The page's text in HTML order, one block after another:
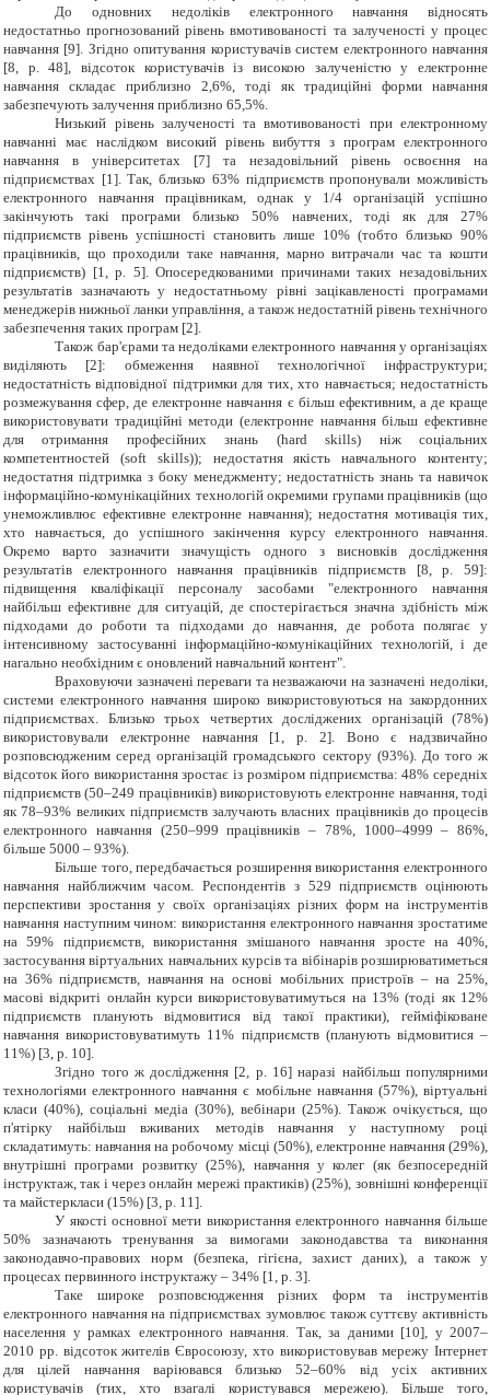
До одновних недоліків електронного навчання відносять
недостатньо прогнозований рівень вмотивованості та залученості у процес
навчання [9]. Згідно опитування користувачів систем електронного навчання
[8, р. 48], відсоток користувачів із високою залученістю у електронне
навчання складає приблизно 2,6%, тоді як традиційні форми навчання
забезпечують залучення приблизно 65,5%.
Низький рівень залученості та вмотивованості при електронному
навчанні має наслідком високий рівень вибуття з програм електронного
навчання в університетах [7] та незадовільний рівень освоєння на
підприємствах [1]. Так, близько 63% підприємств пропонували можливість
електронного навчання працівникам, однак у 1/4 організацій успішно
закінчують такі програми близько 50% навчених, тоді як для 27%
підприємств рівень успішності становить лише 10% (тобто близько 90%
працівників, що проходили таке навчання, марно витрачали час та кошти
підприємств) [1, р. 5]. Опосередкованими причинами таких незадовільних
результатів зазначають у недостатньому рівні зацікавленості програмами
менеджерів нижньої ланки управління, а також недостатній рівень технічного
забезпечення таких програм [2].
Також бар'єрами та недоліками електронного навчання у організаціях
виділяють [2]: обмеження наявної технологічної інфраструктури;
недостатність відповідної підтримки для тих, хто навчається; недостатність
розмежування сфер, де електронне навчання є більш ефективним, а де краще
використовувати традиційні методи (електронне навчання більш ефективне
для отримання професійних знань (hard skills) ніж соціальних
компетентностей (soft skills)); недостатня якість навчального контенту;
недостатня підтримка з боку менеджменту; недостатність знань та навичок
інформаційно-комунікаційних технологій окремими групами працівників (що
унеможливлює ефективне електронне навчання); недостатня мотивація тих,
хто навчається, до успішного закінчення курсу електронного навчання.
Окремо варто зазначити значущість одного з висновків дослідження
результатів електронного навчання працівників підприємств [8, р. 59]:
підвищення кваліфікації персоналу засобами "електронного навчання
найбільш ефективне для ситуацій, де спостерігається значна здібність між
підходами до роботи та підходами до навчання, де робота полягає у
інтенсивному застосуванні інформаційно-комунікаційних технологій, і де
нагально необхідним є оновлений навчальний контент".
Враховуючи зазначені переваги та незважаючи на зазначені недоліки,
системи електронного навчання широко використовуються на закордонних
підприємствах. Близько трьох четвертих досліджених організацій (78%)
використовували електронне навчання [1, р. 2]. Воно є надзвичайно
розповсюдженим серед організацій громадського сектору (93%). До того ж
відсоток його використання зростає із розміром підприємства: 48% середніх
підприємств (50–249 працівників) використовують електронне навчання, тоді
як 78–93% великих підприємств залучають власних працівників до процесів
електронного навчання (250–999 працівників – 78%, 1000–4999 – 86%,
більше 5000 – 93%).
Більше того, передбачається розширення використання електронного
навчання найближчим часом. Респондентів з 529 підприємств оцінюють
перспективи зростання у своїх організаціях різних форм на інструментів
навчання наступним чином: використання електронного навчання зростатиме
на 59% підприємств, використання змішаного навчання зросте на 40%,
застосування віртуальних навчальних курсів та вібінарів розширюватиметься
на 36% підприємств, навчання на основі мобільних пристроїв – на 25%,
масові відкриті онлайн курси використовуватимуться на 13% (тоді як 12%
підприємств планують відмовитися від такої практики), гейміфіковане
навчання використовуватимуть 11% підприємств (планують відмовитися –
11%) [3, р. 10].
Згідно того ж дослідження [2, р. 16] наразі найбільш популярними
технологіями електронного навчання є мобільне навчання (57%), віртуальні
класи (40%), соціальні медіа (30%), вебінари (25%). Також очікується, що
п'ятірку найбільш вживаних методів навчання у наступному році
складатимуть: навчання на робочому місці (50%), електронне навчання (29%),
внутрішні програми розвитку (25%), навчання у колег (як безпосередній
інструктаж, так і через онлайн мережі практиків) (25%), зовнішні конференції
та майстеркласи (15%) [3, р. 11].
У якості основної мети використання електронного навчання більше
50% зазначають тренування за вимогами законодавства та виконання
законодавчо-правових норм (безпека, гігієна, захист даних), а також у
процесах первинного інструктажу – 34% [1, р. 3].
Таке широке розповсюдження різних форм та інструментів
електронного навчання на підприємствах зумовлює також суттєву активність
населення у рамках електронного навчання. Так, за даними [10], у 2007–
2010 рр. відсоток жителів Євросоюзу, хто використовував мережу Інтернет
для цілей навчання варіювався близько 52–60% від усіх активних
користувачів (тих, хто взагалі користувався мережею). Більше того,